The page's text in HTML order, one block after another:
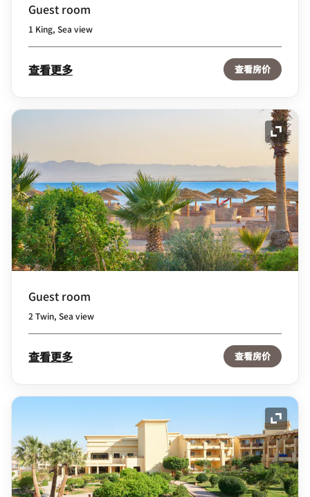
Guest room
1 King, Sea view
查看更多 查看房价
展开
Guest room
2 Twin, Sea view
查看更多 查看房价
展开